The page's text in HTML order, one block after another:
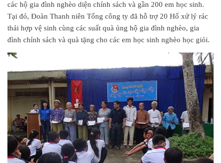
các hộ gia đình nghèo diện chính sách và gần 200 em học sinh.
Tại đó, Đoàn Thanh niên Tổng công ty đã hỗ trợ 20 Hố xử lý rác
thải hợp vệ sinh cùng các suất quà ủng hộ gia đình nghèo, gia
đình chính sách và quà tặng cho các em học sinh nghèo học giỏi.